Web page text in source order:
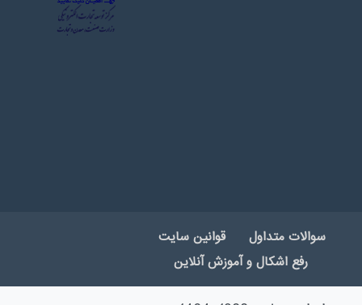
سوالات متداول
قوانین سایت
رفع اشکال و آموزش آنلاین